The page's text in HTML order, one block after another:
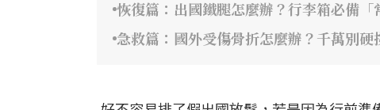
恢復篇：出國鐵腿怎麼辦？行李箱必備
急救篇：國外受傷骨折怎麼辦？千萬別硬